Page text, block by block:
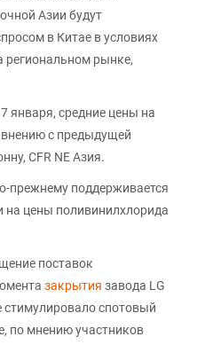
Азии будут
в Китае в условиях
региональном рынке,
января, средние цены на
с предыдущей
CFR NE Азия.
прежнему поддерживается
цены поливинилхлорида
поставок
закрытия завода LG
стимулировало спотовый
по мнению участников